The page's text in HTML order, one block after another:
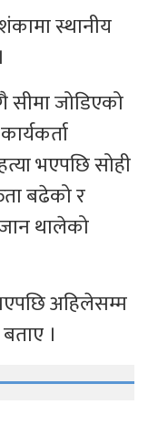
स्थानीय
जोडिएको
भएपछि सोही
बढेको र
थालेको
अहिलेसम्म
।